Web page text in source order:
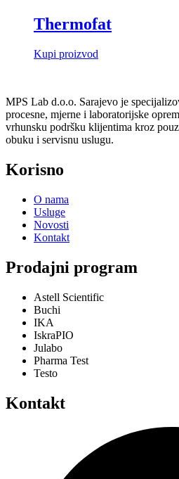
Thermofat
Kupi proizvod
MPS Lab d.o.o. Sarajevo je
procesne, mjerne i laboratorijske
vrhunsku podršku klijentima kroz
obuku i servisnu uslugu.
Korisno
O nama
Usluge
Novosti
Kontakt
Prodajni program
Astell Scientific
Buchi
IKA
IskraPIO
Julabo
Pharma Test
Testo
Kontakt